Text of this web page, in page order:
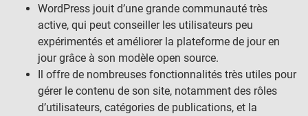
WordPress jouit d’une grande communauté très
active, qui peut conseiller les utilisateurs peu
expérimentés et améliorer la plateforme de jour en
jour grâce à son modèle open source.
Il offre de nombreuses fonctionnalités très utiles pour
gérer le contenu de son site, notamment des rôles
d’utilisateurs, catégories de publications, et la